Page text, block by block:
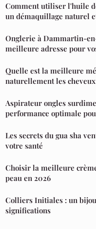
Comment utiliser l'huile
un démaquillage naturel
Onglerie à Dammartin-
meilleure adresse pour
Quelle est la meilleure
naturellement les
Aspirateur ongles
performance optimale
Les secrets du gua sha
votre santé
Choisir la meilleure
peau en 2026
Colliers Initiales : un
significations